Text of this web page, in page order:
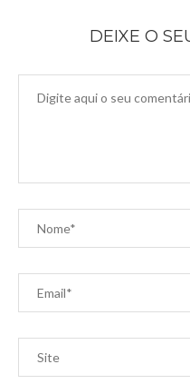
DEIXE O